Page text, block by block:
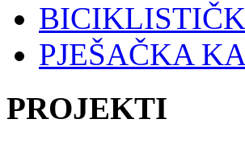
PJEŠAČKA
PROJEKTI